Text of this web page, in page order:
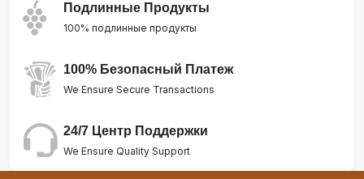
Подлинные Продукты
100% подлинные продукты
100% Безопасный Платеж
We Ensure Secure Transactions
24/7 Центр Поддержки
We Ensure Quality Support